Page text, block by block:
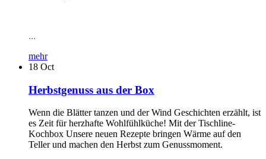
...
mehr
18 Oct
Herbstgenuss aus der Box
Wenn die Blätter tanzen und der Wind Geschichten erzählt, ist
es Zeit für herzhafte Wohlfühlküche! Mit der Tischline-
Kochbox Unsere neuen Rezepte bringen Wärme auf den
Teller und machen den Herbst zum Genussmoment.